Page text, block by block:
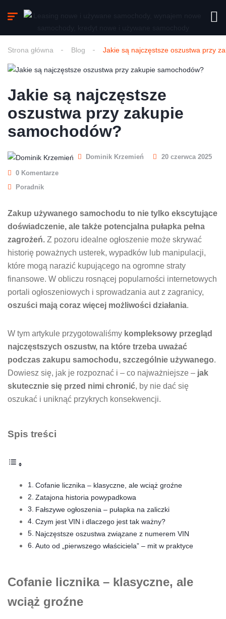
Strona główna Blog Jakie są najczęstsze oszustwa przy
Jakie są najczęstsze
oszustwa przy zakupie
samochodów?
Dominik Krzemień 20 czerwca 2025
0 Komentarze
Poradnik
Zakup używanego samochodu to nie tylko ekscytujące
doświadczenie, ale także potencjalna pułapka pełna
zagrożeń. Z pozoru idealne ogłoszenie może skrywać
historię poważnych usterek, wypadków lub manipulacji,
które mogą narazić kupującego na ogromne straty
finansowe. W obliczu rosnącej popularności internetowych
portali ogłoszeniowych i sprowadzania aut z zagranicy,
oszuści mają coraz więcej możliwości działania.
W tym artykule przygotowaliśmy kompleksowy przegląd
najczęstszych oszustw, na które trzeba uważać
podczas zakupu samochodu, szczególnie używanego.
Dowiesz się, jak je rozpoznać i – co najważniejsze – jak
skutecznie się przed nimi chronić, by nie dać się
oszukać i uniknąć przykrych konsekwencji.
Spis treści
Cofanie licznika – klasyczne, ale wciąż groźne
Zatajona historia powypadkowa
Fałszywe ogłoszenia – pułapka na zaliczki
Czym jest VIN i dlaczego jest tak ważny?
Najczęstsze oszustwa związane z numerem VIN
Auto od „pierwszego właściciela” – mit w praktyce
Cofanie licznika – klasyczne, ale
wciąż groźne